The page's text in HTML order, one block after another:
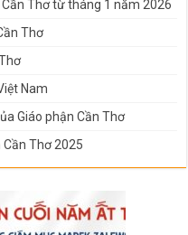
Thơ từ tháng 1 năm 2026
Thơ
Nam
Giáo phận Cần Thơ
Cần Thơ 2025